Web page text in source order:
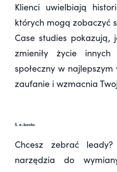
Klienci uwielbiają
których mogą zobaczyć
Case studies pokazują,
zmieniły życie
społeczny w
zaufanie i wzmacnia
5. e-books
Chcesz zebrać
narzędzia do